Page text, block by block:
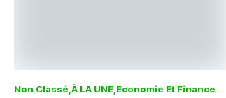
Non Classé À LA UNE Economie Et Finance